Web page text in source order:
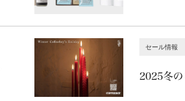
セール情報
2025冬